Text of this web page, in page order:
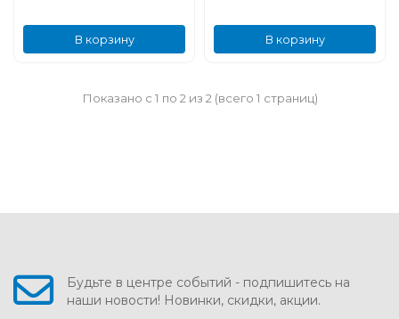
В корзину В корзину
Показано с 1 по 2 из 2 (всего 1 страниц)
Будьте в центре событий - подпишитесь на
наши новости! Новинки, скидки, акции.